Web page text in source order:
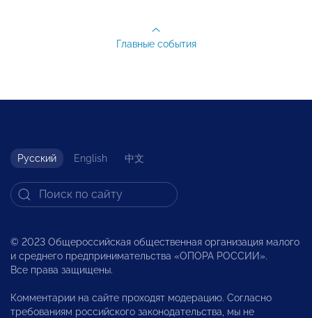
Главные события
Русский English 中文
© 2023 Общероссийская общественная организация малого
и среднего предпринимательства «ОПОРА РОССИИ».
Все права защищены.
Комментарии на сайте проходят модерацию. Согласно
требованиям российского законодательства, мы не